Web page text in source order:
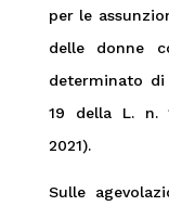
per le
delle donne
determinato
19 della L. n.
2021).
Sulle